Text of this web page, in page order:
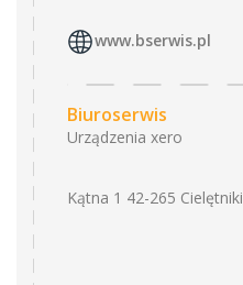
www.bserwis.pl
Biuroserwis
Urządzenia xero
Kątna 1 42-265 Cielętniki